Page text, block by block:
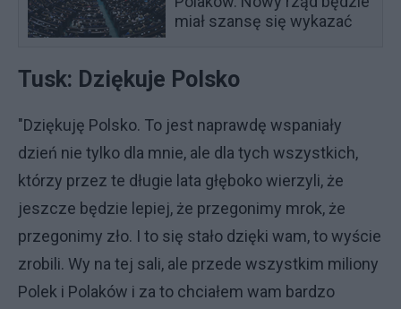
miał szansę się wykazać
Tusk: Dziękuje Polsko
"Dziękuję Polsko. To jest naprawdę wspaniały
dzień nie tylko dla mnie, ale dla tych wszystkich,
którzy przez te długie lata głęboko wierzyli, że
jeszcze będzie lepiej, że przegonimy mrok, że
przegonimy zło. I to się stało dzięki wam, to wyście
zrobili. Wy na tej sali, ale przede wszystkim miliony
Polek i Polaków i za to chciałem wam bardzo